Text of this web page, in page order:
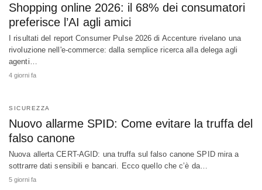
Shopping online 2026: il 68% dei consumatori
preferisce l’AI agli amici
I risultati del report Consumer Pulse 2026 di Accenture rivelano una
rivoluzione nell'e-commerce: dalla semplice ricerca alla delega agli
agenti…
4 giorni fa
SICUREZZA
Nuovo allarme SPID: Come evitare la truffa del
falso canone
Nuova allerta CERT-AGID: una truffa sul falso canone SPID mira a
sottrarre dati sensibili e bancari. Ecco quello che c’è da…
5 giorni fa